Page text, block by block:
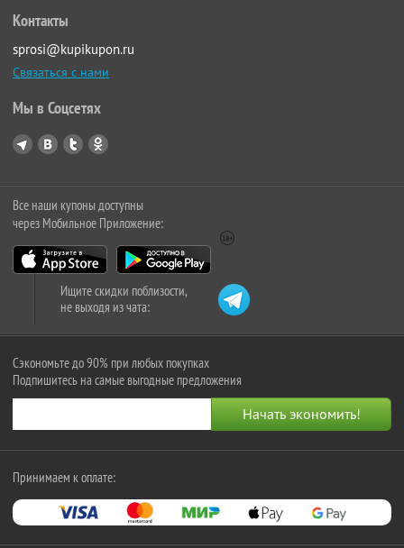
Контакты
sprosi@kupikupon.ru
Связаться с нами
Мы в Соцсетях
Все наши купоны доступны
через Мобильное Приложение:
Ищите скидки поблизости,
не выходя из чата:
Сэкономьте до 90% при любых покупках
Подпишитесь на самые выгодные предложения
Принимаем к оплате: